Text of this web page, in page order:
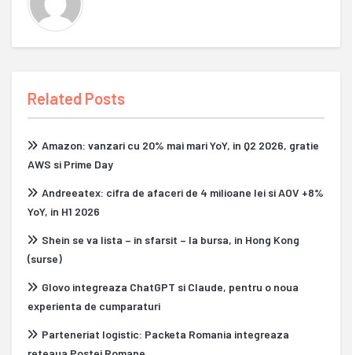
Related Posts
Amazon: vanzari cu 20% mai mari YoY, in Q2 2026, gratie
AWS si Prime Day
Andreeatex: cifra de afaceri de 4 milioane lei si AOV +8%
YoY, in H1 2026
Shein se va lista – in sfarsit – la bursa, in Hong Kong
(surse)
Glovo integreaza ChatGPT si Claude, pentru o noua
experienta de cumparaturi
Parteneriat logistic: Packeta Romania integreaza